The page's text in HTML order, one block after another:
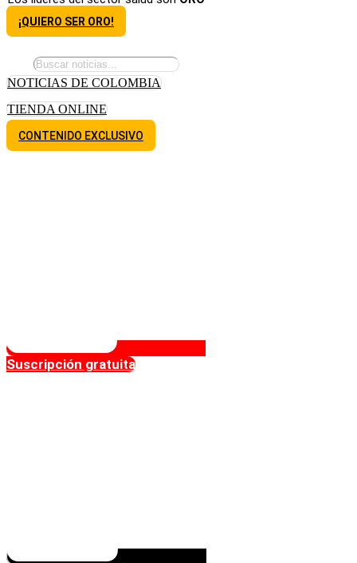
¡QUIERO SER ORO!
NOTICIAS DE COLOMBIA
TIENDA ONLINE
CONTENIDO EXCLUSIVO
Suscripción gratuita